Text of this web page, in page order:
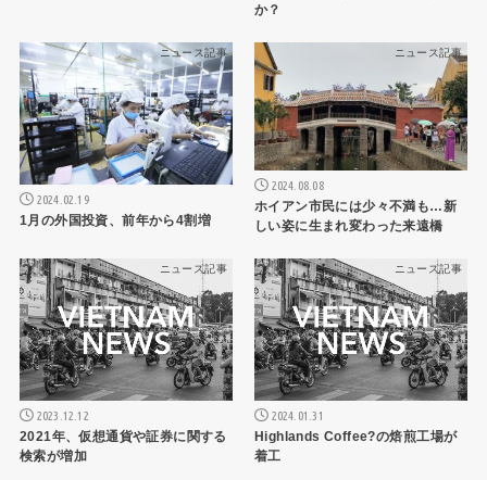
か？
ニュース記事
2024.02.19
1月の外国投資、前年から4割増
ニュース記事
2024.08.08
ホイアン市民には少々不満も…新
しい姿に生まれ変わった来遠橋
ニュース記事
2023.12.12
2021年、仮想通貨や証券に関する
検索が増加
ニュース記事
2024.01.31
Highlands Coffee?の焙煎工場が
着工